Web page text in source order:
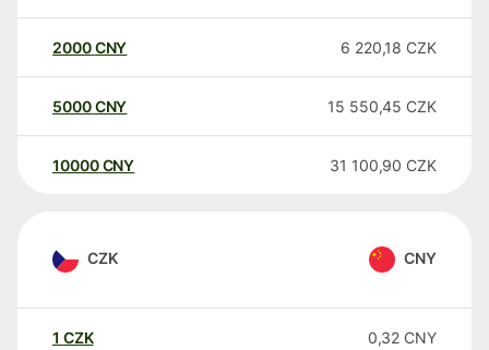
2000CNY 6 220,18 CZK
5000CNY 15 550,45 CZK
10000 CNY 31 100,90 CZK
CZK CNY
1 CZK 0,32 CNY